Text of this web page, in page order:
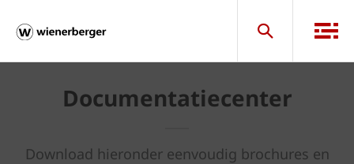
Documentatiecenter
Download hieronder eenvoudig brochures en